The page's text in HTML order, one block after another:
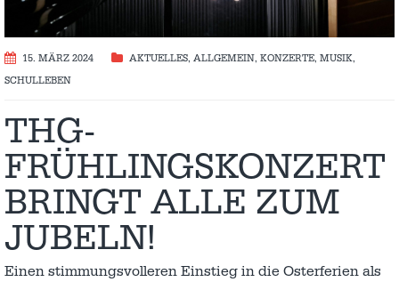
15. MÄRZ 2024 AKTUELLES, ALLGEMEIN, KONZERTE, MUSIK,
SCHULLEBEN
THG-
FRÜHLINGSKONZERT
BRINGT ALLE ZUM
JUBELN!
Einen stimmungsvolleren Einstieg in die Osterferien als